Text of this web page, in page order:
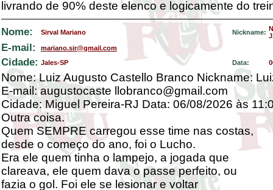
livrando de 90% deste elenco e logicamente do
Nome: Sirval Mariano Nickname:
E-mail: mariano.sir@gmail.com
Cidade: Jales-SP Data:
Nome: Luiz Augusto Castello Branco Nickname:
E-mail: augustocaste llobranco@gmail.com
Cidade: Miguel Pereira-RJ Data: 06/08/2026 às
Outra coisa.
Quem SEMPRE carregou esse time nas costas,
desde o começo do ano, foi o Lucho.
Era ele quem tinha o lampejo, a jogada que
clareava, ele quem dava o passe perfeito, ou
fazia o gol. Foi ele se lesionar e voltar